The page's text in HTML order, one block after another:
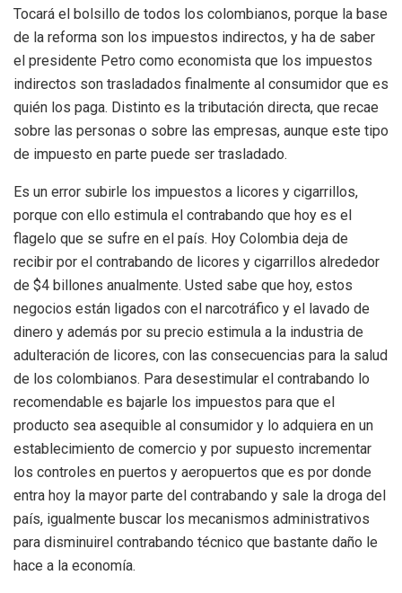
Tocará el bolsillo de todos los colombianos, porque la base
de la reforma son los impuestos indirectos, y ha de saber
el presidente Petro como economista que los impuestos
indirectos son trasladados finalmente al consumidor que es
quién los paga. Distinto es la tributación directa, que recae
sobre las personas o sobre las empresas, aunque este tipo
de impuesto en parte puede ser trasladado.
Es un error subirle los impuestos a licores y cigarrillos,
porque con ello estimula el contrabando que hoy es el
flagelo que se sufre en el país. Hoy Colombia deja de
recibir por el contrabando de licores y cigarrillos alrededor
de $4 billones anualmente. Usted sabe que hoy, estos
negocios están ligados con el narcotráfico y el lavado de
dinero y además por su precio estimula a la industria de
adulteración de licores, con las consecuencias para la salud
de los colombianos. Para desestimular el contrabando lo
recomendable es bajarle los impuestos para que el
producto sea asequible al consumidor y lo adquiera en un
establecimiento de comercio y por supuesto incrementar
los controles en puertos y aeropuertos que es por donde
entra hoy la mayor parte del contrabando y sale la droga del
país, igualmente buscar los mecanismos administrativos
para disminuirel contrabando técnico que bastante daño le
hace a la economía.